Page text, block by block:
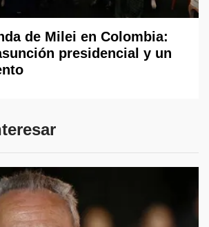
de Milei en Colombia:
presidencial y un